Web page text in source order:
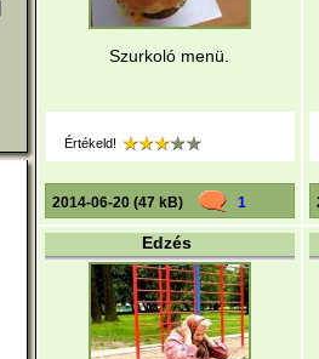
Szurkoló menü.
Értékeld!
2014-06-20 (47 kB) 1
Edzés